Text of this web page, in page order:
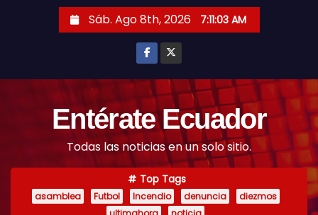
Sáb. Ago 8th, 2026 7:11:04 AM
Entérate Ecuador
Todas las noticias en un solo sitio.
Top Tags
asamblea Futbol Incendio denuncia
diezmos